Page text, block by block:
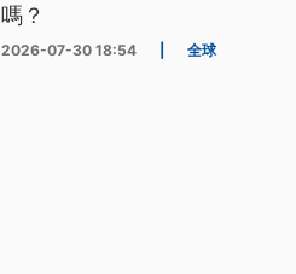
嗎？
2026-07-30 18:54 全球